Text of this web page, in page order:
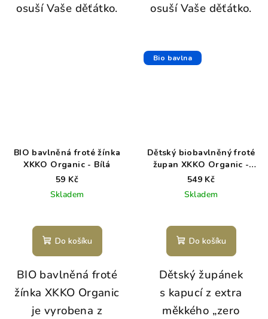
osuší Vaše děťátko.
osuší Vaše děťátko.
BIO bavlněná froté žínka
XKKO Organic - Bílá
59 Kč
Skladem
Do košíku
BIO bavlněná froté
žínka XKKO Organic
je vyrobena z
Bio bavlna
Dětský biobavlněný froté
župan XKKO Organic -
Silver Stars 6-12m
549 Kč
Skladem
Do košíku
Dětský župánek
s kapucí z extra
měkkého „zero